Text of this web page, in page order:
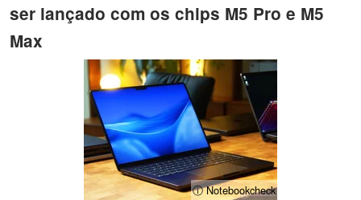
ser lançado com os chips M5 Pro e M5
Max
ⓘ Notebookcheck